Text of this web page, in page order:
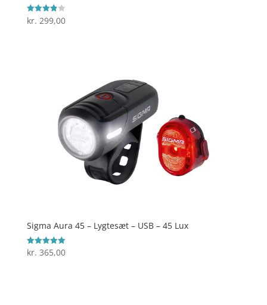
Vurderet
3.9
kr. 299,00
Sigma Aura 45 – Lygtesæt – USB – 45 Lux
Vurderet
5
kr. 365,00